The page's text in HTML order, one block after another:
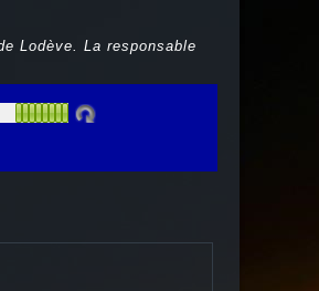
Lodève. La responsable